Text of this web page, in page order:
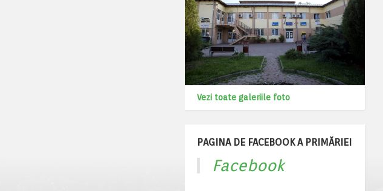
Vezi toate galeriile foto
PAGINA DE FACEBOOK A PRIMĂRIEI
Facebook